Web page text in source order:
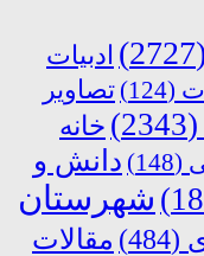
(2727)
ادبیات
(124)
تصاویر
(2343)
خانه
(148)
دانش و
شهرستان
(484)
مقالات